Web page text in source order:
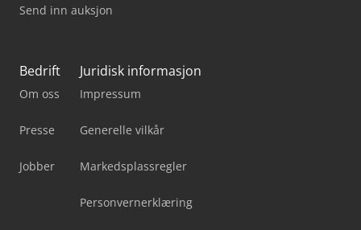
Send inn auksjon
Bedrift
Om oss
Presse
Jobber
Juridisk informasjon
Impressum
Generelle vilkår
Markedsplassregler
Personvernerklæring